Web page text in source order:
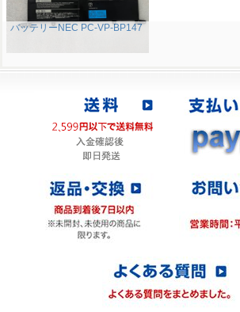
バッテリーNEC PC-VP-BP147